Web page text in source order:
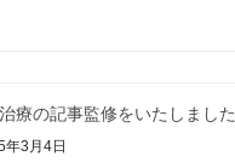
療の記事監修をいたしました
年3月4日